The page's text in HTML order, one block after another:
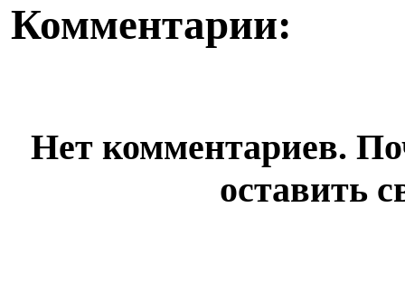
Комментарии:
Нет комментариев.
оставить